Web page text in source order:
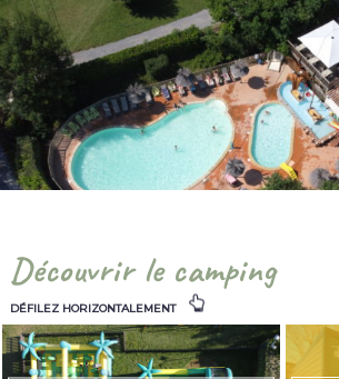
Découvrir le camping
DÉFILEZ HORIZONTALEMENT